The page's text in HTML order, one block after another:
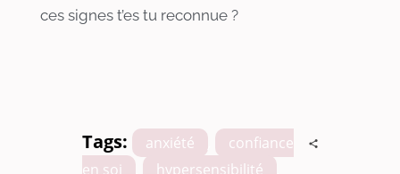
ces signes t’es tu reconnue ?
Tags: anxiété
confiance
en soi
hypersensibilité